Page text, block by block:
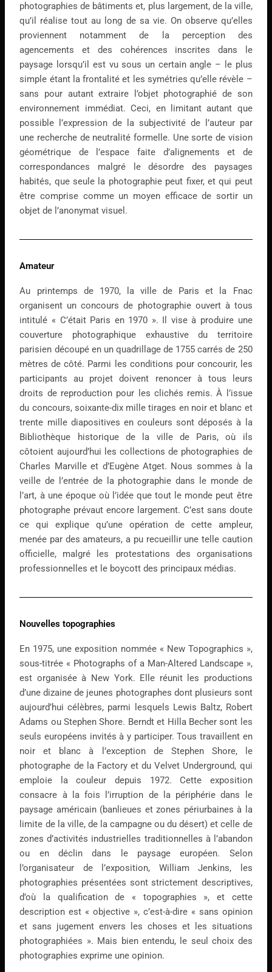
photographies de bâtiments et, plus largement, de la ville,
qu’il réalise tout au long de sa vie. On observe qu’elles
proviennent notamment de la perception des
agencements et des cohérences inscrites dans le
paysage lorsqu’il est vu sous un certain angle – le plus
simple étant la frontalité et les symétries qu’elle révèle –
sans pour autant extraire l’objet photographié de son
environnement immédiat. Ceci, en limitant autant que
possible l’expression de la subjectivité de l’auteur par
une recherche de neutralité formelle. Une sorte de vision
géométrique de l’espace faite d’alignements et de
correspondances malgré le désordre des paysages
habités, que seule la photographie peut fixer, et qui peut
être comprise comme un moyen efficace de sortir un
objet de l’anonymat visuel.
Amateur
Au printemps de 1970, la ville de Paris et la Fnac
organisent un concours de photographie ouvert à tous
intitulé « C’était Paris en 1970 ». Il vise à produire une
couverture photographique exhaustive du territoire
parisien découpé en un quadrillage de 1755 carrés de 250
mètres de côté. Parmi les conditions pour concourir, les
participants au projet doivent renoncer à tous leurs
droits de reproduction pour les clichés remis. À l’issue
du concours, soixante-dix mille tirages en noir et blanc et
trente mille diapositives en couleurs sont déposés à la
Bibliothèque historique de la ville de Paris, où ils
côtoient aujourd’hui les collections de photographies de
Charles Marville et d’Eugène Atget. Nous sommes à la
veille de l’entrée de la photographie dans le monde de
l’art, à une époque où l’idée que tout le monde peut être
photographe prévaut encore largement. C’est sans doute
ce qui explique qu’une opération de cette ampleur,
menée par des amateurs, a pu recueillir une telle caution
officielle, malgré les protestations des organisations
professionnelles et le boycott des principaux médias.
Nouvelles topographies
En 1975, une exposition nommée « New Topographics »,
sous-titrée « Photographs of a Man-Altered Landscape »,
est organisée à New York. Elle réunit les productions
d’une dizaine de jeunes photographes dont plusieurs sont
aujourd’hui célèbres, parmi lesquels Lewis Baltz, Robert
Adams ou Stephen Shore. Berndt et Hilla Becher sont les
seuls européens invités à y participer. Tous travaillent en
noir et blanc à l’exception de Stephen Shore, le
photographe de la Factory et du Velvet Underground, qui
emploie la couleur depuis 1972. Cette exposition
consacre à la fois l’irruption de la périphérie dans le
paysage américain (banlieues et zones périurbaines à la
limite de la ville, de la campagne ou du désert) et celle de
zones d’activités industrielles traditionnelles à l’abandon
ou en déclin dans le paysage européen. Selon
l’organisateur de l’exposition, William Jenkins, les
photographies présentées sont strictement descriptives,
d’où la qualification de « topographies », et cette
description est « objective », c’est-à-dire « sans opinion
et sans jugement envers les choses et les situations
photographiées ». Mais bien entendu, le seul choix des
photographies exprime une opinion.